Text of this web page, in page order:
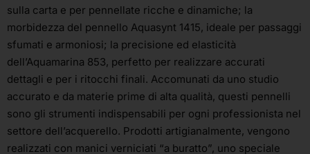
sulla carta e per pennellate ricche e dinamiche; la
morbidezza del pennello Aquasynt 1415, ideale per passaggi
sfumati e armoniosi; la precisione ed elasticità
dell’Aquamarina 853, perfetto per realizzare accurati
dettagli e per i ritocchi finali. Accomunati da uno studio
accurato e da materie prime di alta qualità, questi pennelli
sono gli strumenti indispensabili per ogni professionista nel
settore dell’acquerello. Prodotti artigianalmente, vengono
realizzati con manici verniciati “a buratto”, uno speciale